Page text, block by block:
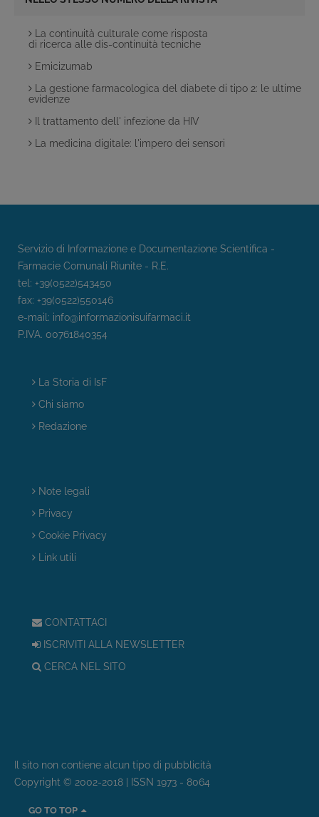
La continuità culturale come risposta
di ricerca alle dis-continuità tecniche
Emicizumab
La gestione farmacologica del diabete di tipo 2: le ultime
evidenze
Il trattamento dell' infezione da HIV
La medicina digitale: l'impero dei sensori
Servizio di Informazione e Documentazione Scientifica -
Farmacie Comunali Riunite - R.E.
tel: +39(0522)543450
fax: +39(0522)550146
e-mail: info@informazionisuifarmaci.it
P.IVA. 00761840354
La Storia di IsF
Chi siamo
Redazione
Note legali
Privacy
Cookie Privacy
Link utili
CONTATTACI
ISCRIVITI ALLA NEWSLETTER
CERCA NEL SITO
Il sito non contiene alcun tipo di pubblicità
Copyright © 2002-2018 | ISSN 1973 - 8064
GO TO TOP